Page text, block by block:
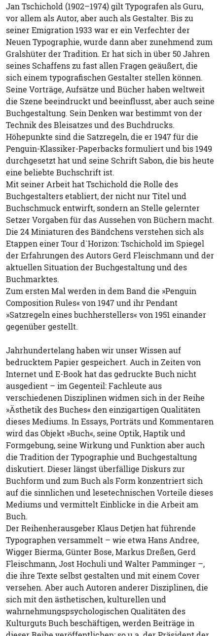
Jan Tschichold (1902–1974) gilt Typografen als Guru,
vor allem als Autor, aber auch als Gestalter. Bis zu
seiner Emigration 1933 war er ein Verfechter der
Neuen Typographie, wurde dann aber zunehmend zum
Gralshüter der Tradition. Er hat sich in über 50 Jahren
seines Schaffens zu fast allen Fragen geäußert, die
sich einem typografischen Gestalter stellen können.
Seine Vorträge, Aufsätze und Bücher haben weltweit
die Szene beeindruckt und beeinflusst, aber auch seine
Buchgestaltung. Sein Denken war bestimmt von der
Technik des Bleisatzes und des Buchdrucks.
Höhepunkte sind die Satzregeln, die er 1947 für die
Penguin-Klassiker-Paperbacks formuliert und bis 1949
durchgesetzt hat und seine Schrift Sabon, die bis heute
eine beliebte Buchschrift ist.
Mit seiner Arbeit hat Tschichold die Rolle des
Buchgestalters etabliert, der nicht nur Titel und
Buchschmuck entwirft, sondern an Stelle gelernter
Setzer Vorgaben für das Aussehen von Büchern macht.
Die 24 Miniaturen des Bändchens verstehen sich als
Etappen einer Tour d`Horizon: Tschichold im Spiegel
der Erfahrungen des Autors Gerd Fleischmann und der
aktuellen Situation der Buchgestaltung und des
Buchmarktes.
Zum ersten Mal werden in dem Band die »Penguin
Composition Rules« von 1947 und ihr Pendant
»Satzregeln eines buchherstellers« von 1951 einander
gegenüber gestellt.
Jahrhundertelang haben wir unser Wissen auf
bedrucktem Papier gespeichert. Auch in Zeiten von
Internet und E-Book hat das gedruckte Buch nicht
ausgedient – im Gegenteil: Fachleute aus
verschiedenen Disziplinen widmen sich in der Reihe
»Ästhetik des Buches« den einzigartigen Qualitäten
dieses Mediums. In Essays, Porträts und Kommentaren
wird das Objekt »Buch«, seine Optik, Haptik und
Formgebung, seine Wirkung und Funktion aber auch
die Tradition der Typographie und Buchgestaltung
diskutiert. Dieser längst überfällige Diskurs zur
Buchform und zum Buch als Form konzentriert sich
auf die sinnlichen und lesetechnischen Vorteile dieses
Mediums und vermittelt Einblicke in die Arbeit am
Buch.
Der Reihenherausgeber Klaus Detjen hat führende
Typographen versammelt – wie etwa Hans Andree,
Wigger Bierma, Günter Bose, Markus Dreßen, Gerd
Fleischmann, Jost Hochuli und Walter Pamminger –,
die ihre Texte selbst gestalten und mit einem Cover
versehen. Aber auch Autoren anderer Disziplinen, die
sich mit den ästhetischen, kulturellen und
wahrnehmungspsychologischen Qualitäten des
Kulturguts Buch beschäftigen, werden Beiträge in